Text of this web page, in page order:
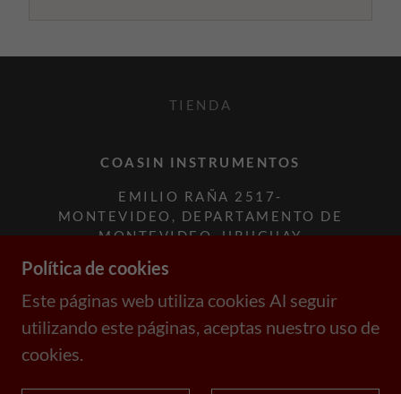
TIENDA
COASIN INSTRUMENTOS
EMILIO RAÑA 2517-
MONTEVIDEO, DEPARTAMENTO DE
MONTEVIDEO, URUGUAY
2487-9117
COPYRIGHT © 2019 COASIN
INSTRUMENTOS - TODOS LOS
Política de cookies
Este páginas web utiliza cookies Al seguir
utilizando este páginas, aceptas nuestro uso de
cookies.